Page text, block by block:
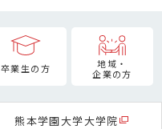
卒業生の方
地域・
企業の方
熊本学園大学大学院